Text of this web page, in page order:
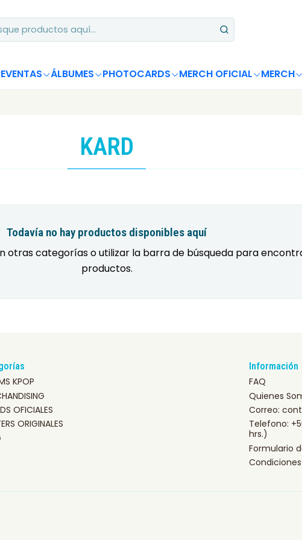
ÁLBUMES PHOTOCARDS MERCH OFICIAL MERCH
KARD
Todavía no hay productos disponibles aquí
otras categorías o utilizar la barra de búsqueda para
productos.
KPOP
OFICIALES
ORIGINALES
Información
FAQ
Quienes
Correo:
Telefono:
hrs.)
Formulario